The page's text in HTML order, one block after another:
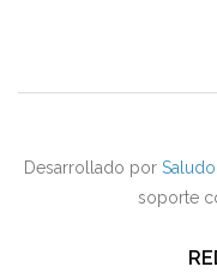
Desarrollado por
soporte